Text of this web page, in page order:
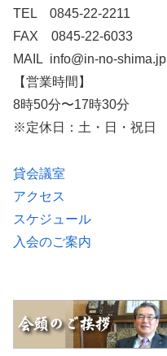
TEL 0845-22-2211
FAX 0845-22-6033
MAIL info@in-no-shima.jp
【営業時間】
8時50分〜17時30分
※定休日：土・日・祝日
貸会議室
アクセス
スケジュール
入会のご案内